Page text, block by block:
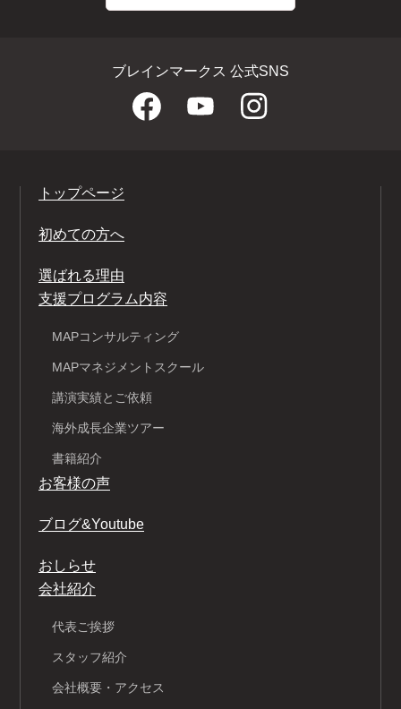
ブレインマークス 公式SNS
トップページ
初めての方へ
選ばれる理由
支援プログラム内容
MAPコンサルティング
MAPマネジメントスクール
講演実績とご依頼
海外成長企業ツアー
書籍紹介
お客様の声
ブログ&Youtube
おしらせ
会社紹介
代表ご挨拶
スタッフ紹介
会社概要・アクセス